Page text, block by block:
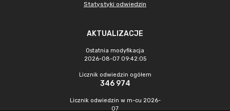
Statystyki odwiedzin
AKTUALIZACJE
Ostatnia modyfikacja
2026-08-07 09:42:05
Licznik odwiedzin ogółem
346 974
Licznik odwiedzin w m-cu 2026-
07